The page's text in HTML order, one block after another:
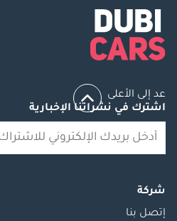
عد إلى الأعلى
اشترك في نشراتنا الإخبارية
شركة
إتصل بنا